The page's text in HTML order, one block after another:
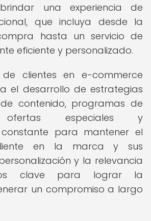
una experiencia de
que incluya desde la
hasta un servicio de
eficiente y personalizado.
clientes en e-commerce
el desarrollo de estrategias
contenido, programas de
ofertas especiales y
para mantener el
en la marca y sus
y la relevancia
clave para lograr la
un compromiso a largo